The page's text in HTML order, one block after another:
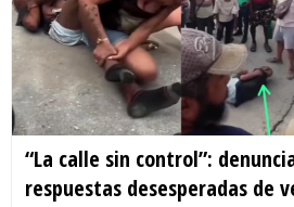
“La calle sin control”:
respuestas desesperadas de